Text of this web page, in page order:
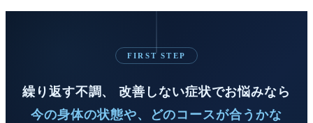
FIRST STEP
繰り返す不調、 改善しない症状でお悩みなら
今の身体の状態や、どのコースが合うかな